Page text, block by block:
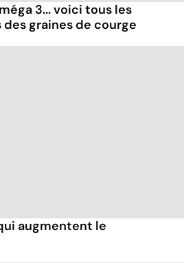
3... voici tous les
graines de courge
augmentent le